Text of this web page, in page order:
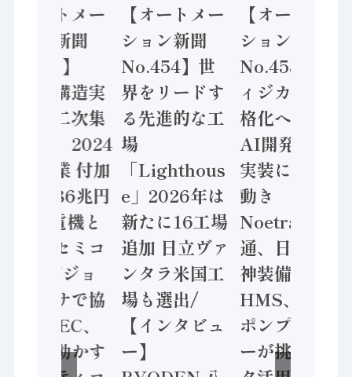
【オートメー
ション新聞
No.455】
「経済構造実
態調査二次集
計結果」2024
年製造業 付加
価値額86兆円
/ 三菱電機と
ソニーセミコ
ン AIビジョ
ンセンサで協
業 / IDEC、
安全に動かす
【オートメー
ション新聞
No.454】世
界をリードす
る先進的な工
場
「Lighthous
e」2026年は
新たに16工場
追加 日立ヴァ
ンタラ米国工
場も選出/
【インタビュ
ー】
【オートメー
ション新聞
No.453】フ
ィジカルAI本
格化へ 国産
AI開発や社会
実装に活発な
動き
Noetra、富士
通、日立 / 兵
神装備 ×
HMS、老舗
ポンプメーカ
ーが挑むデー